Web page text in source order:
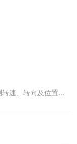
速、转向及位置...